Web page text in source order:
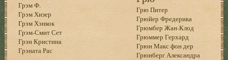
Грэм Ф.
Грэм Хизер
Грэм Хэнкок
Грэм-Смит Сет
Грэн Кристина
Грэната Рас
Грю Питер
Грюйер Фредерика
Грюмбер Жан-Клод
Грюммер Герхард
Грюн Макс фон дер
Грюнберг Александра